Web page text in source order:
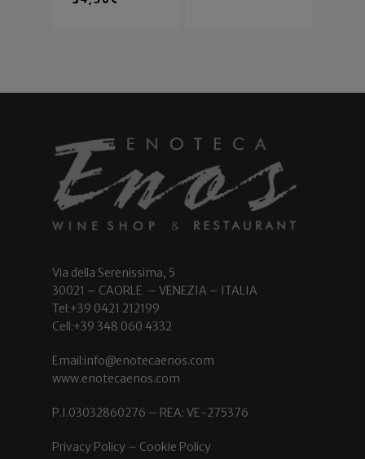
Via della Serenissima, 5
30021 – CAORLE – VENEZIA – ITALIA
Tel:+39 0421 212199
Cell:+39 348 060 4332
Email:info@enotecaenos.com
www.enotecaenos.com
P.I.03032860276 – REA: VE-275376
Privacy Policy – Cookie Policy